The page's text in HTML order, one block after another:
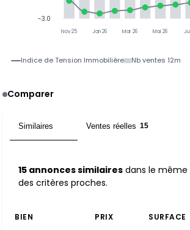
Nov 25 Jan 26 Mar 26 Mai 26
-3.0
Indice de Tension Immobilière Nb ventes 12m
Comparer
Similaires Ventes réelles 15
15 annonces similaires dans le
des critères proches.
BIEN PRIX SURFACE